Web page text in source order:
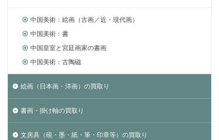
中国美術：絵画（古画／近・現代画）
中国美術：書
中国皇室と宮廷画家の書画
中国美術：古陶磁
絵画（日本画・洋画）の買取り
書画・掛け軸の買取り
文房具（硯・墨・紙・筆・印章等）の買取り